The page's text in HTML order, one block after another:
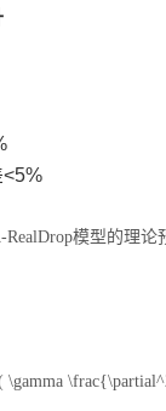
模型的理